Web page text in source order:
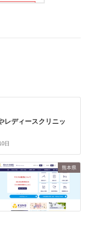
レディースクリニッ
日
熊本県